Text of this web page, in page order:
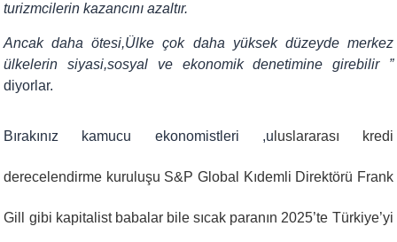
turizmcilerin kazancını azaltır.
Ancak daha ötesi,Ülke çok daha yüksek düzeyde merkez
ülkelerin siyasi,sosyal ve ekonomik denetimine girebilir ”
diyorlar.
Bırakınız kamucu ekonomistleri ,u luslararası kredi
derecelendirme kuruluşu S&P Global Kıdemli Direktörü Frank
Gill gibi kapitalist babalar bile sıcak paranın 2025’te Türkiye’yi